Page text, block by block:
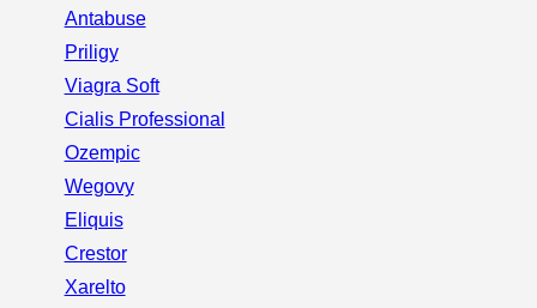
Antabuse
Priligy
Viagra Soft
Cialis Professional
Ozempic
Wegovy
Eliquis
Crestor
Xarelto